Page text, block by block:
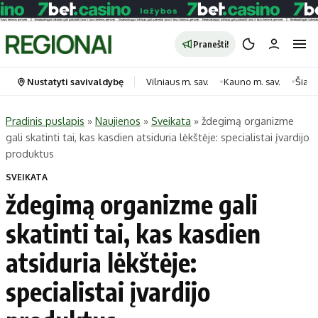
Pranešti!
Portalas
Naujausi
Regionai
Lietuva
Pasaulis
Politika
Kategorijos
Horoskopai
Laisvalaikis
Maistas
Sveikata
Technologijos
Nustatyti savivaldybę Vilniaus m. sav. Kauno m. sav.
Pradinis puslapis » Naujienos » Sveikata » ždegimą organizme
gali skatinti tai, kas kasdien atsiduria lėkštėje: specialistai įvardijo
produktus
SVEIKATA
ždegimą organizme gali
skatinti tai, kas kasdien
atsiduria lėkštėje:
specialistai įvardijo